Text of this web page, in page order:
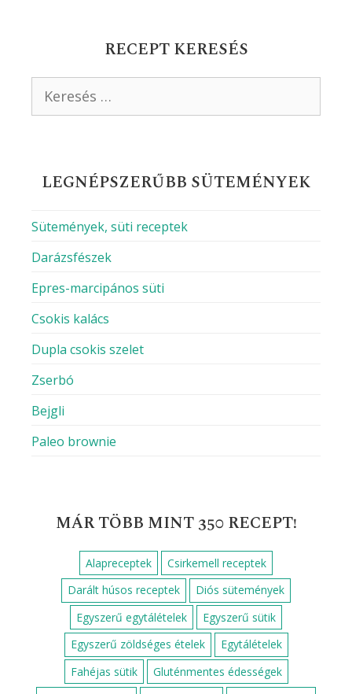
RECEPT KERESÉS
LEGNÉPSZERŰBB SÜTEMÉNYEK
Sütemények, süti receptek
Darázsfészek
Epres-marcipános süti
Csokis kalács
Dupla csokis szelet
Zserbó
Bejgli
Paleo brownie
MÁR TÖBB MINT 350 RECEPT!
Alapreceptek
Csirkemell receptek
Darált húsos receptek
Diós sütemények
Egyszerű egytálételek
Egyszerű sütik
Egyszerű zöldséges ételek
Egytálételek
Fahéjas sütik
Gluténmentes édességek